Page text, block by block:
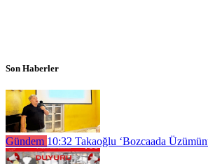
Son Haberler
Gündem 10:32 Takaoğlu ‘Bozcaada